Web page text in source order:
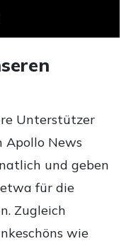
Unterstützer
Apollo News
und geben
für die
Zugleich
wie